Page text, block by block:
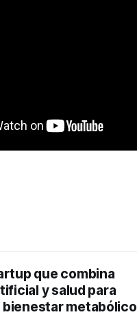
que combina
y salud para
metabólico